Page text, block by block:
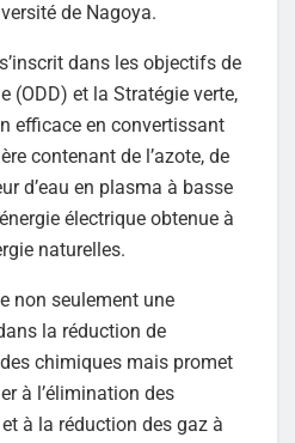
de Nagoya.
dans les objectifs de
(ODD) et la Stratégie verte,
efficace en convertissant
contenant de l’azote, de
d’eau en plasma à basse
électrique obtenue à
naturelles.
non seulement une
la réduction de
chimiques mais promet
à l’élimination des
et à la réduction des gaz à